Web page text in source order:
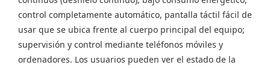
control completamente automático, pantalla táctil fácil de
usar que se ubica frente al cuerpo principal del equipo;
supervisión y control mediante teléfonos móviles y
ordenadores. Los usuarios pueden ver el estado de la